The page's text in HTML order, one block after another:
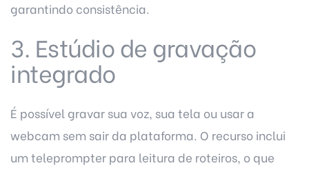
garantindo consistência.
3. Estúdio de gravação
integrado
É possível gravar sua voz, sua tela ou usar a
webcam sem sair da plataforma. O recurso inclui
um teleprompter para leitura de roteiros, o que